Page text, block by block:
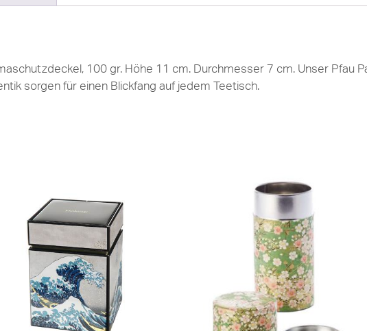
100 gr. Höhe 11 cm. Durchmesser 7 cm. Unser Pfau
sorgen für einen Blickfang auf jedem Teetisch.